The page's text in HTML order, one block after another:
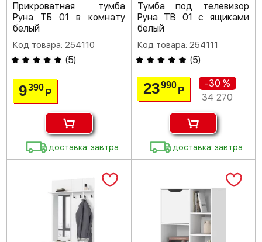
Прикроватная тумба
Руна ТБ 01 в комнату
белый
Код товара: 254110
(5)
9390 Р
доставка: завтра
Тумба под телевизор
Руна ТВ 01 с ящиками
белый
Код товара: 254111
(5)
23990 Р
-30 %
34 270
доставка: завтра